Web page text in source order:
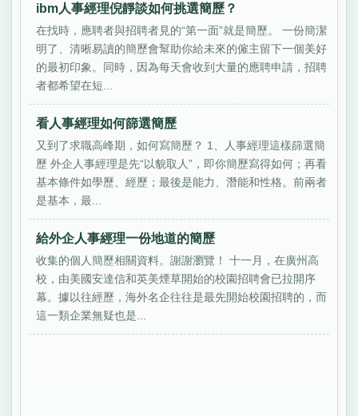
ibm人事經理倪靜談如何挑選簡歷？
在找時，應聘者與招聘者見的“第一面”就是簡歷。 一份簡潔
明了、清晰易讀的簡歷會幫助你給未來的僱主留下一個美好
的最初印象。同時，因為每天會收到大量的應聘申請，招聘
者都希望在短...
看人事經理如何篩選簡歷
又到了求職高峰期，如何寫簡歷？ 1、人事經理這樣篩選簡
歷 外企人事經理是先“以貌取人”，即你簡歷寫得如何；再看
基本條件如學歷、經歷；最後是能力、潛能和性格。前兩者
是基本，最...
給外企人事經理一份地道的簡歷
收集的個人簡歷相關資料。謝謝瀏覽！ 十一月，在廣州高
校，由美國安達信和英美煙草開始的校園招聘會已拉開序
幕。據以往經歷，海外名企往往是最先開始校園招聘的，而
這一類企業無疑也是...